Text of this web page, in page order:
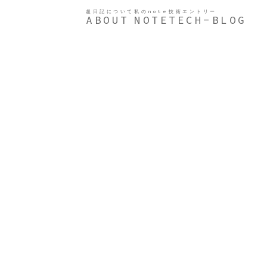
超日記について
ABOUT
私のnote
NOTE
技術エントリー
TECH-BLOG